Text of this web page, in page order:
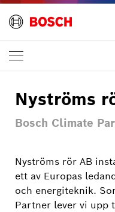
Nyströms
Bosch Climate
Nyströms rör AB
ett av Europas
och energiteknik.
Partner lever vi upp